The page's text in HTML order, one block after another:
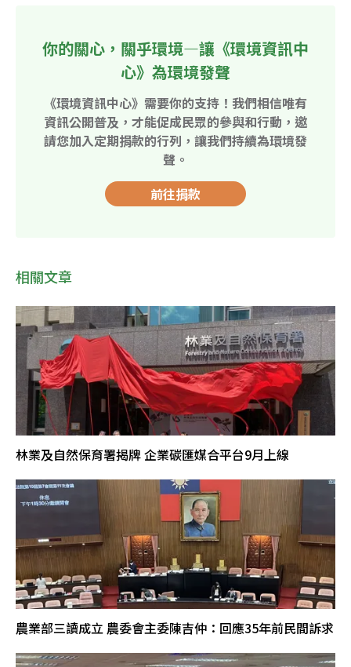
你的關心，關乎環境—讓《環境資訊中
心》為環境發聲
《環境資訊中心》需要你的支持！我們相信唯有
資訊公開普及，才能促成民眾的參與和行動，邀
請您加入定期捐款的行列，讓我們持續為環境發
聲。
前往捐款
相關文章
林業及自然保育署揭牌 企業碳匯媒合平台9月上線
農業部三讀成立 農委會主委陳吉仲：回應35年前民間訴求